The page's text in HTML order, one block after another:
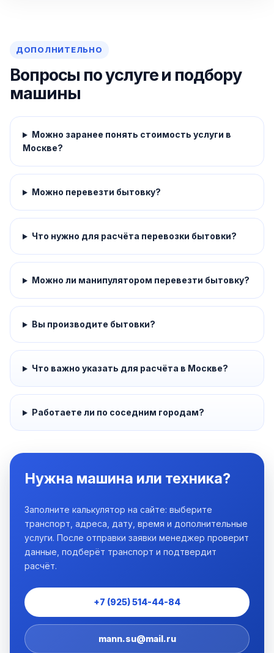
ДОПОЛНИТЕЛЬНО
Вопросы по услуге и подбору
машины
Можно заранее понять стоимость услуги в
Москве?
Можно перевезти бытовку?
Что нужно для расчёта перевозки бытовки?
Можно ли манипулятором перевезти бытовку?
Вы производите бытовки?
Что важно указать для расчёта в Москве?
Работаете ли по соседним городам?
Нужна машина или техника?
Заполните калькулятор на сайте: выберите
транспорт, адреса, дату, время и дополнительные
услуги. После отправки заявки менеджер проверит
данные, подберёт транспорт и подтвердит
расчёт.
+7 (925) 514-44-84
mann.su@mail.ru